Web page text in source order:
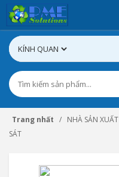
Trang nhất NHÀ SẢN XUẤT
SÁT